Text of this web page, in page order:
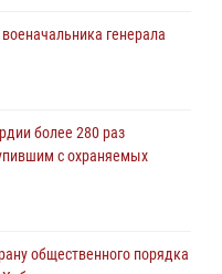
генерала
более 280 раз
с охраняемых
общественного порядка